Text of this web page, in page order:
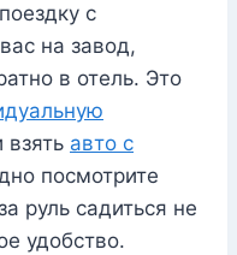
с
на завод,
в отель. Это
взять авто с
посмотрите
руль садиться не
удобство.